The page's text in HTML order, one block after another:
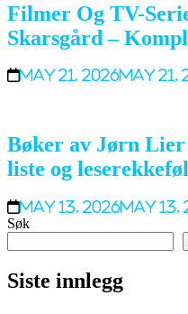
Filmer Og TV-
Skarsgård –
May 21, 2026May 21,
Bøker av Jørn
liste og
May 13, 2026May 13,
Søk
Siste innlegg